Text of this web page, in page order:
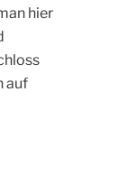
hier
auf